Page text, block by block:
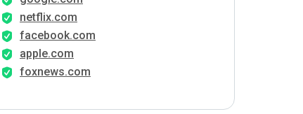
netflix.com
facebook.com
apple.com
foxnews.com